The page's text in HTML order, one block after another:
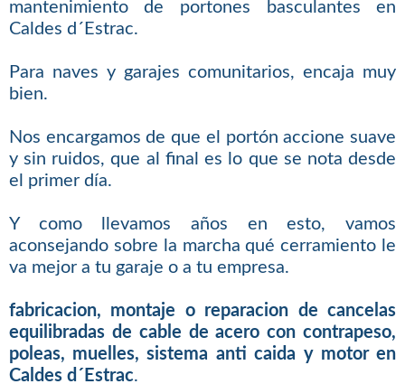
mantenimiento de portones basculantes en
Caldes d´Estrac.
Para naves y garajes comunitarios, encaja muy
bien.
Nos encargamos de que el portón accione suave
y sin ruidos, que al final es lo que se nota desde
el primer día.
Y como llevamos años en esto, vamos
aconsejando sobre la marcha qué cerramiento le
va mejor a tu garaje o a tu empresa.
fabricacion, montaje o reparacion de cancelas
equilibradas de cable de acero con contrapeso,
poleas, muelles, sistema anti caida y motor en
Caldes d´Estrac.